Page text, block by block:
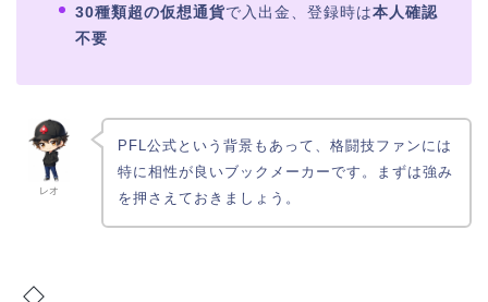
30種類超の仮想通貨で入出金、登録時は本人確認
不要
レオ
PFL公式という背景もあって、格闘技ファンには
特に相性が良いブックメーカーです。まずは強み
を押さえておきましょう。